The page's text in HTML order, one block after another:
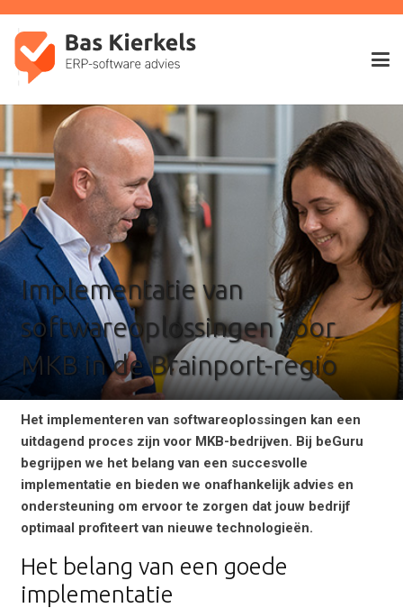
Implementatie van
softwareoplossingen voor
MKB in de Brainport-regio
Het implementeren van softwareoplossingen kan een
uitdagend proces zijn voor MKB-bedrijven. Bij beGuru
begrijpen we het belang van een succesvolle
implementatie en bieden we onafhankelijk advies en
ondersteuning om ervoor te zorgen dat jouw bedrijf
optimaal profiteert van nieuwe technologieën.
Het belang van een goede
implementatie